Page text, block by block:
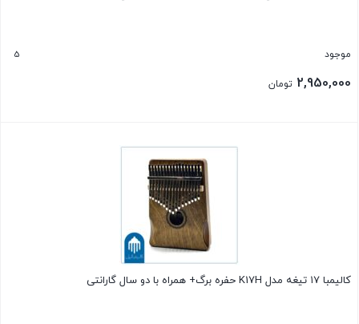
موجود 5
2,950,000 تومان
کالیمبا ۱۷ تیغه مدل K17H حفره برگ+ همراه با دو سال گارانتی